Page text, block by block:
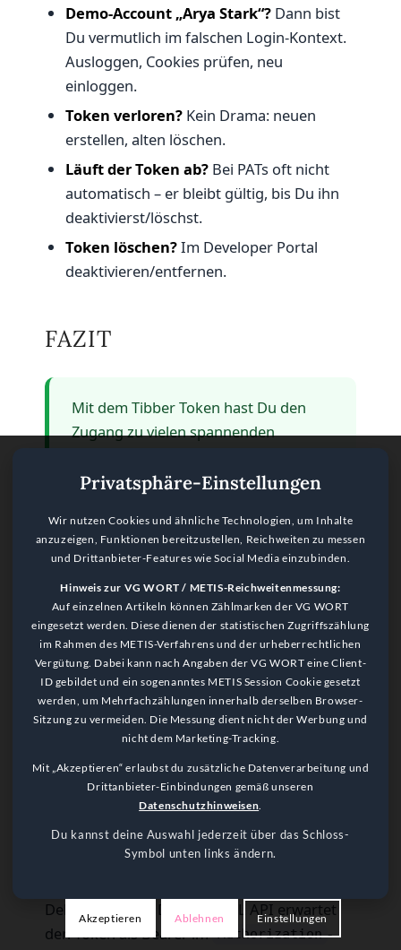
Demo-Account „Arya Stark“? Dann bist
Du vermutlich im falschen Login-Kontext.
Ausloggen, Cookies prüfen, neu
einloggen.
Token verloren? Kein Drama: neuen
erstellen, alten löschen.
Läuft der Token ab? Bei PATs oft nicht
automatisch – er bleibt gültig, bis Du ihn
deaktivierst/löschst.
Token löschen?Im Developer Portal
deaktivieren/entfernen.
FAZIT
Mit dem Tibber Token hast Du den
Zugang zu vielen spannenden
Visualisierung Deiner Daten bis zu
Wenn Du magst, kombiniere Deinen
Token z. B. mitZeus Charge Control,
clever zusammenzubringen.
Vorraussetzung: Ladespeicher mit
Sonnen API v2.
Viel Spaß beim Ausprobieren – und
willkommen in der Welt smarter Energie. 🙂
API-TEST (CURL /
GRAPHQL)
Debugging-Zeit: Die GraphQL API erwartet
den Token als Bearer im Authorization -
Privatsphäre-Einstellungen
Wir nutzen Cookies und ähnliche Technologien, um Inhalte
anzuzeigen, Funktionen bereitzustellen, Reichweiten zu messen
und Drittanbieter-Features wie Social Media einzubinden.
Hinweis zur VG WORT / METIS-Reichweitenmessung:
Auf einzelnen Artikeln können Zählmarken der VG WORT
eingesetzt werden. Diese dienen der statistischen Zugriffszählung
im Rahmen des METIS-Verfahrens und der urheberrechtlichen
Vergütung. Dabei kann nach Angaben der VG WORT eine Client-
ID gebildet und ein sogenanntes METIS Session Cookie gesetzt
werden, um Mehrfachzählungen innerhalb derselben Browser-
Sitzung zu vermeiden. Die Messung dient nicht der Werbung und
nicht dem Marketing-Tracking.
Mit „Akzeptieren“ erlaubst du zusätzliche Datenverarbeitung und
Drittanbieter-Einbindungen gemäß unseren
Datenschutzhinweisen.
Du kannst deine Auswahl jederzeit über das Schloss-
Symbol unten links ändern.
Akzeptieren Ablehnen Einstellungen